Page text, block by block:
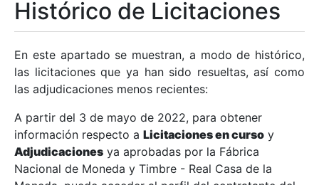
Mostrar/Ocultar
Mostrar/Ocultar
Mostrar/Ocultar
Histórico de Licitaciones
En este apartado se muestran, a modo de histórico,
las licitaciones que ya han sido resueltas, así como
las adjudicaciones menos recientes:
A partir del 3 de mayo de 2022, para obtener
información respecto a Licitaciones en curso y
Adjudicaciones ya aprobadas por la Fábrica
Nacional de Moneda y Timbre - Real Casa de la